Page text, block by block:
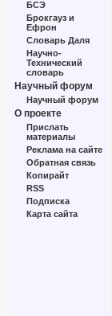
БСЭ
Брокгауз и
Ефрон
Словарь Даля
Научно-
Технический
словарь
Научный форум
Научный форум
О проекте
Прислать
материалы
Реклама на сайте
Обратная связь
Копирайт
RSS
Подписка
Карта сайта